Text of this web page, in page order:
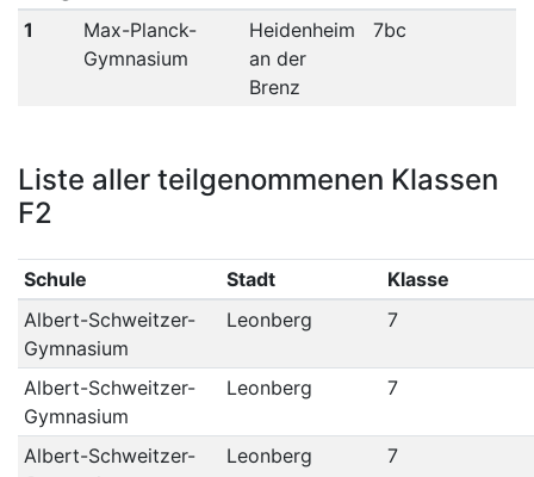
1
Max-Planck-
Gymnasium
Heidenheim
an der
Brenz
7bc
Liste aller teilgenommenen Klassen
F2
Schule Stadt
Klasse
Albert-Schweitzer-
Gymnasium
Leonberg 7
Albert-Schweitzer-
Gymnasium
Leonberg 7
Albert-Schweitzer-
Leonberg 7